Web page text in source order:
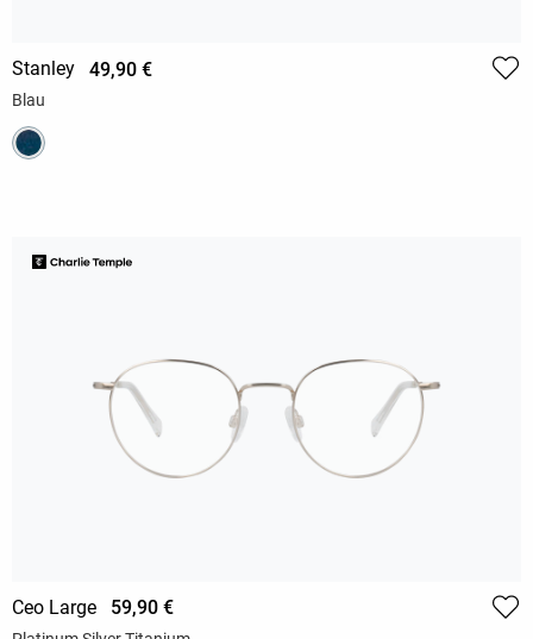
Stanley 49,90 €
Blau
Ceo Large 59,90 €